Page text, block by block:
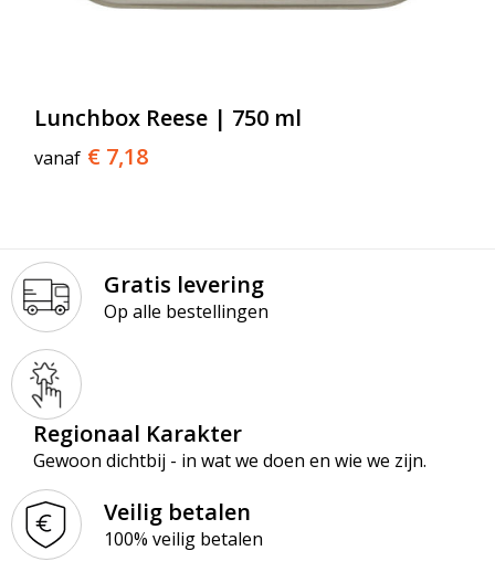
Lunchbox Reese | 750 ml
vanaf € 7,18
Gratis levering
Op alle bestellingen
Regionaal Karakter
Gewoon dichtbij - in wat we doen en wie we zijn.
Veilig betalen
100% veilig betalen